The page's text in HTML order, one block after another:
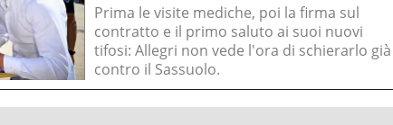
Prima le visite mediche, poi la firma sul
contratto e il primo saluto ai suoi nuovi
tifosi: Allegri non vede l'ora di schierarlo già
contro il Sassuolo.